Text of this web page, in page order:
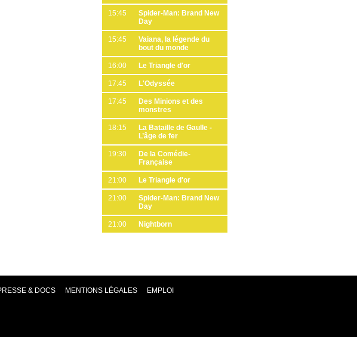
15:45
Spider-Man: Brand New
Day
15:45
Vaiana, la légende du
bout du monde
16:00 Le Triangle d'or
17:45 L'Odyssée
17:45
Des Minions et des
monstres
18:15
La Bataille de Gaulle -
L’âge de fer
19:30
De la Comédie-
Française
21:00 Le Triangle d'or
21:00
Spider-Man: Brand New
Day
21:00 Nightborn
& DOCS MENTIONS LÉGALES EMPLOI